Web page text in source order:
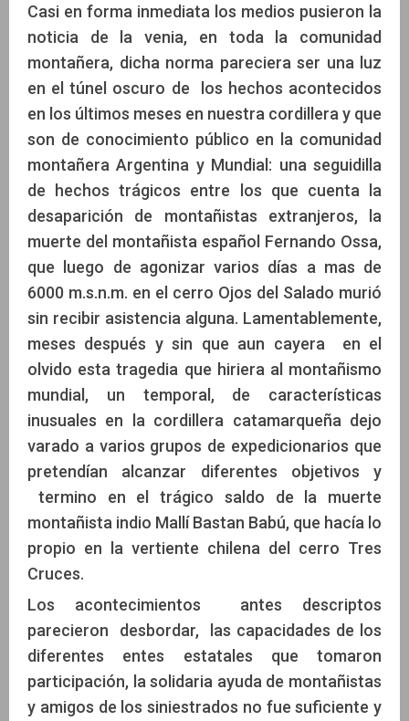
Casi en forma inmediata los medios pusieron la
noticia de la venia, en toda la comunidad
montañera, dicha norma pareciera ser una luz
en el túnel oscuro de los hechos acontecidos
en los últimos meses en nuestra cordillera y que
son de conocimiento público en la comunidad
montañera Argentina y Mundial: una seguidilla
de hechos trágicos entre los que cuenta la
desaparición de montañistas extranjeros, la
muerte del montañista español Fernando Ossa,
que luego de agonizar varios días a mas de
6000 m.s.n.m. en el cerro Ojos del Salado murió
sin recibir asistencia alguna. Lamentablemente,
meses después y sin que aun cayera en el
olvido esta tragedia que hiriera al montañismo
mundial, un temporal, de características
inusuales en la cordillera catamarqueña dejo
varado a varios grupos de expedicionarios que
pretendían alcanzar diferentes objetivos y
termino en el trágico saldo de la muerte
montañista indio Mallí Bastan Babú, que hacía lo
propio en la vertiente chilena del cerro Tres
Cruces.
Los acontecimientos antes descriptos
parecieron desbordar, las capacidades de los
diferentes entes estatales que tomaron
participación, la solidaria ayuda de montañistas
y amigos de los siniestrados no fue suficiente y